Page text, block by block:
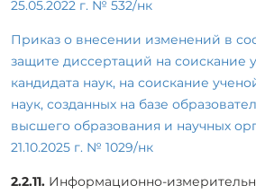
25.05.2022 г. № 532/нк
Приказ о внесении изменений в
защите диссертаций на соискание
кандидата наук, на соискание
наук, созданных на базе
высшего образования и научных
21.10.2025 г. № 1029/нк
2.2.11. Информационно-